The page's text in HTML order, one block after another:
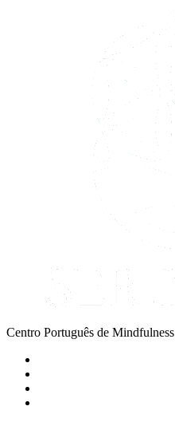
Centro Português de Mindfulness